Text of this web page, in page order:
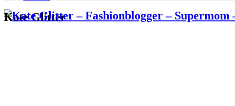
Kate Glitter